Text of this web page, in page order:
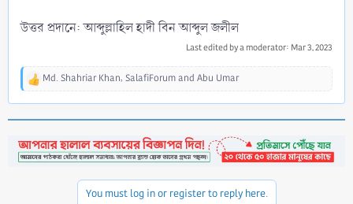
উত্তর প্রদানে: আব্দুল্লাহিল হাদী বিন আব্দুল জলীল
Last edited by a moderator: Mar 3, 2023
R
t
i
Md. Shahriar Khan, SalafiForumand Abu Umar
You must log in or register to reply here.